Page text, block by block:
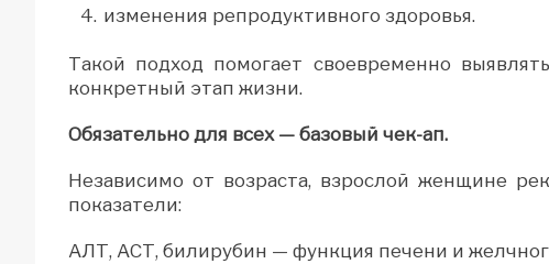
изменения репродуктивного здоровья.
Такой подход помогает своевременно
конкретный этап жизни.
Обязательно для всех — базовый чек-ап.
Независимо от возраста, взрослой женщине
показатели:
АЛТ, АСТ, билирубин — функция печени и